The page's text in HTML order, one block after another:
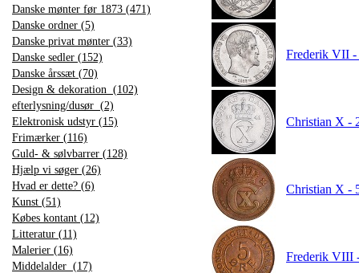
Danske mønter før 1873 (471)
Danske ordner (5)
Danske privat mønter (33)
Danske sedler (152)
Danske årssæt (70)
Design & dekoration (102)
efterlysning/dusør (2)
Elektronisk udstyr (15)
Frimærker (116)
Guld- & sølvbarrer (128)
Hjælp vi søger (26)
Hvad er dette? (6)
Kunst (51)
Købes kontant (12)
Litteratur (11)
Malerier (16)
Middelalder (17)
Frederik VII -
Christian X -
Christian X -
Frederik VIII